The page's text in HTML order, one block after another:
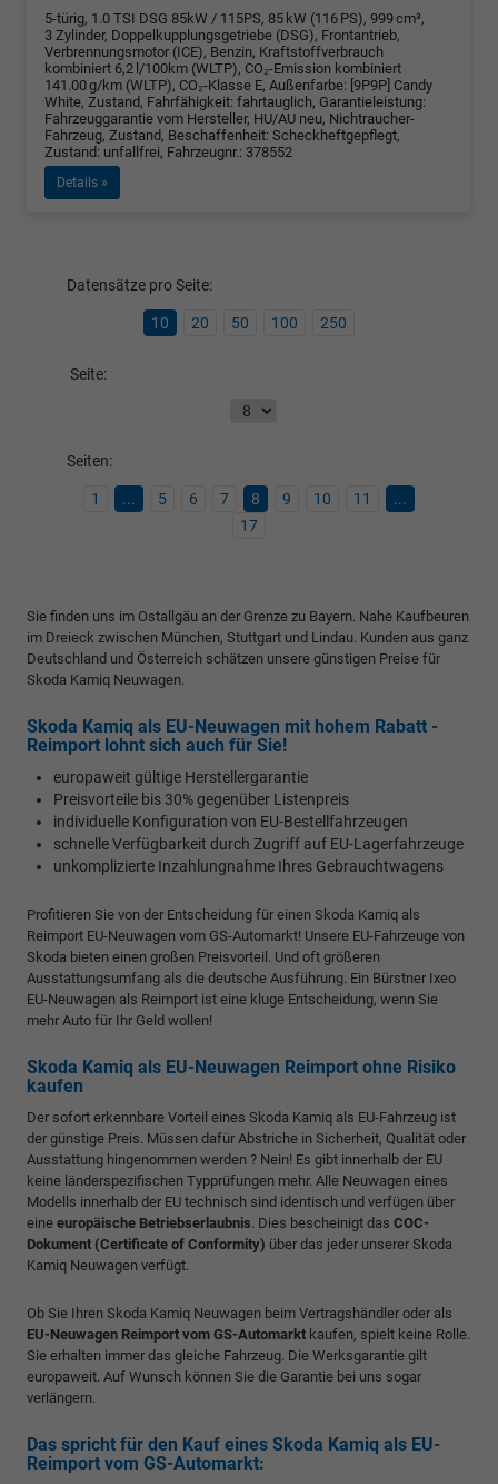
5-türig, 1.0 TSI DSG 85kW / 115PS, 85 kW (116 PS), 999 cm³,
3 Zylinder, Doppelkupplungsgetriebe (DSG), Frontantrieb,
Verbrennungsmotor (ICE), Benzin, Kraftstoffverbrauch
kombiniert 6,2 l/100km (WLTP), CO₂-Emission kombiniert
141.00 g/km (WLTP), CO₂-Klasse E, Außenfarbe: [9P9P] Candy
White, Zustand, Fahrfähigkeit: fahrtauglich, Garantieleistung:
Fahrzeuggarantie vom Hersteller, HU/AU neu, Nichtraucher-
Fahrzeug, Zustand, Beschaffenheit: Scheckheftgepflegt,
Zustand: unfallfrei, Fahrzeugnr.: 378552
Details »
Datensätze pro Seite:
10 20 50 100 250
Seite:
Seiten:
1 ... 5 6 7 8 9 10 11
...
17
Sie finden uns im Ostallgäu an der Grenze zu Bayern. Nahe Kaufbeuren
im Dreieck zwischen München, Stuttgart und Lindau. Kunden aus ganz
Deutschland und Österreich schätzen unsere günstigen Preise für
Skoda Kamiq Neuwagen.
Skoda Kamiq als EU-Neuwagen mit hohem Rabatt -
Reimport lohnt sich auch für Sie!
europaweit gültige Herstellergarantie
Preisvorteile bis 30% gegenüber Listenpreis
individuelle Konfiguration von EU-Bestellfahrzeugen
schnelle Verfügbarkeit durch Zugriff auf EU-Lagerfahrzeuge
unkomplizierte Inzahlungnahme Ihres Gebrauchtwagens
Profitieren Sie von der Entscheidung für einen Skoda Kamiq als
Reimport EU-Neuwagen vom GS-Automarkt! Unsere EU-Fahrzeuge von
Skoda bieten einen großen Preisvorteil. Und oft größeren
Ausstattungsumfang als die deutsche Ausführung. Ein Bürstner Ixeo
EU-Neuwagen als Reimport ist eine kluge Entscheidung, wenn Sie
mehr Auto für Ihr Geld wollen!
Skoda Kamiq als EU-Neuwagen Reimport ohne Risiko
kaufen
Der sofort erkennbare Vorteil eines Skoda Kamiq als EU-Fahrzeug ist
der günstige Preis. Müssen dafür Abstriche in Sicherheit, Qualität oder
Ausstattung hingenommen werden ? Nein! Es gibt innerhalb der EU
keine länderspezifischen Typprüfungen mehr. Alle Neuwagen eines
Modells innerhalb der EU technisch sind identisch und verfügen über
eine europäische Betriebserlaubnis . Dies bescheinigt das COC-
Dokument (Certificate of Conformity) über das jeder unserer Skoda
Kamiq Neuwagen verfügt.
Ob Sie Ihren Skoda Kamiq Neuwagen beim Vertragshändler oder als
EU-Neuwagen Reimport vom GS-Automarkt kaufen, spielt keine Rolle.
Sie erhalten immer das gleiche Fahrzeug. Die Werksgarantie gilt
europaweit. Auf Wunsch können Sie die Garantie bei uns sogar
verlängern.
Das spricht für den Kauf eines Skoda Kamiq als EU-
Reimport vom GS-Automarkt: